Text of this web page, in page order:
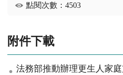
點閱次數：4503
附件下載
法務部推動辦理更生人家